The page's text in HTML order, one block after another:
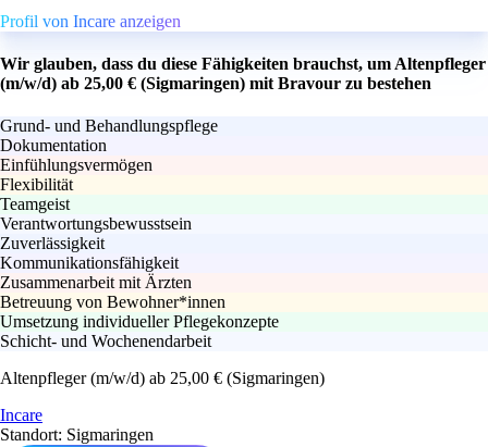
Profil von Incare anzeigen
Wir glauben, dass du diese Fähigkeiten brauchst, um Altenpfleger
(m/w/d) ab 25,00 € (Sigmaringen) mit Bravour zu bestehen
Grund- und Behandlungspflege
Dokumentation
Einfühlungsvermögen
Flexibilität
Teamgeist
Verantwortungsbewusstsein
Zuverlässigkeit
Kommunikationsfähigkeit
Zusammenarbeit mit Ärzten
Betreuung von Bewohner*innen
Umsetzung individueller Pflegekonzepte
Schicht- und Wochenendarbeit
Altenpfleger (m/w/d) ab 25,00 € (Sigmaringen)
Incare
Standort: Sigmaringen